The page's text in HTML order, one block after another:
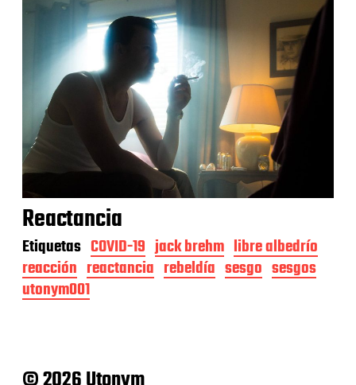
Reactancia
Etiquetas COVID-19 jack brehm libre albedrío
reacción reactancia rebeldía sesgo sesgos
utonym001